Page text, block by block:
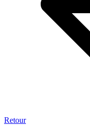
Retour